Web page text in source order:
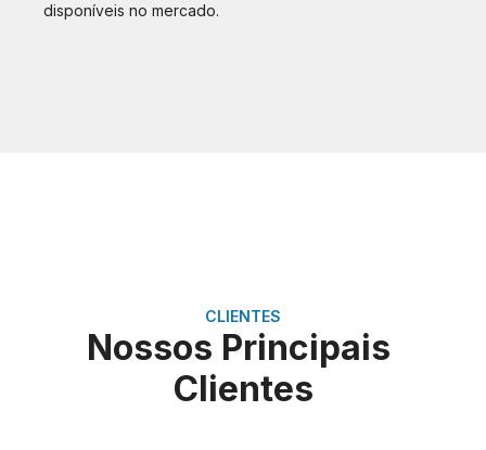
disponíveis no mercado.
CLIENTES
Nossos Principais
Clientes